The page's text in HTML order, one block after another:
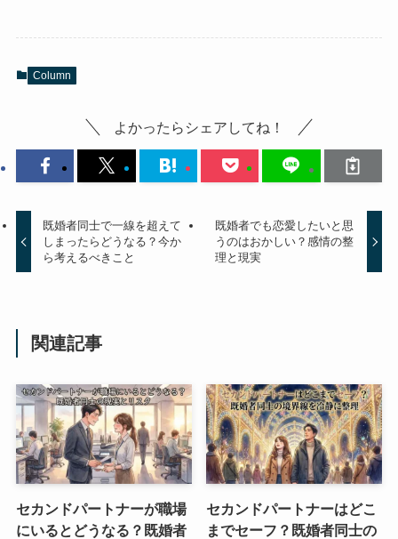
Column
よかったらシェアしてね！
既婚者同士で一線を超えて
しまったらどうなる？今か
ら考えるべきこと
既婚者でも恋愛したいと思
うのはおかしい？感情の整
理と現実
関連記事
セカンドパートナーが職場
にいるとどうなる？既婚者
セカンドパートナーはどこ
までセーフ？既婚者同士の